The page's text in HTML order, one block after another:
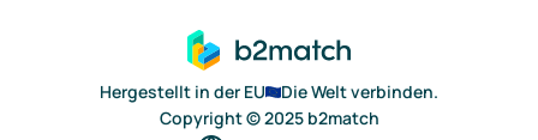
Hergestellt in der EU
Die Welt verbinden.
Copyright © 2025 b2match